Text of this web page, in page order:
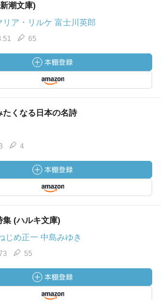
潮文庫)
リア・リルケ 富士川英郎
65
たくなる日本の名詩
4
集 (ハルキ文庫)
じめ正一 中島みゆき
55